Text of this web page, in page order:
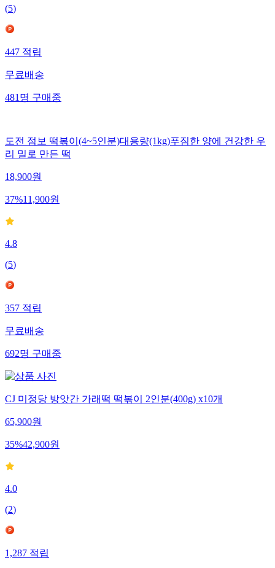
(5)
447적립
무료배송
481명구매중
도전 점보 떡볶이(4~5인분)대용량(1kg)푸짐한 양에 건강한 우
리 밀로 만든 떡
18,900원
37%11,900원
4.8
(5)
357적립
무료배송
692명구매중
CJ 미정당 방앗간 가래떡 떡볶이 2인분(400g) x10개
65,900원
35%42,900원
4.0
(2)
1,287적립